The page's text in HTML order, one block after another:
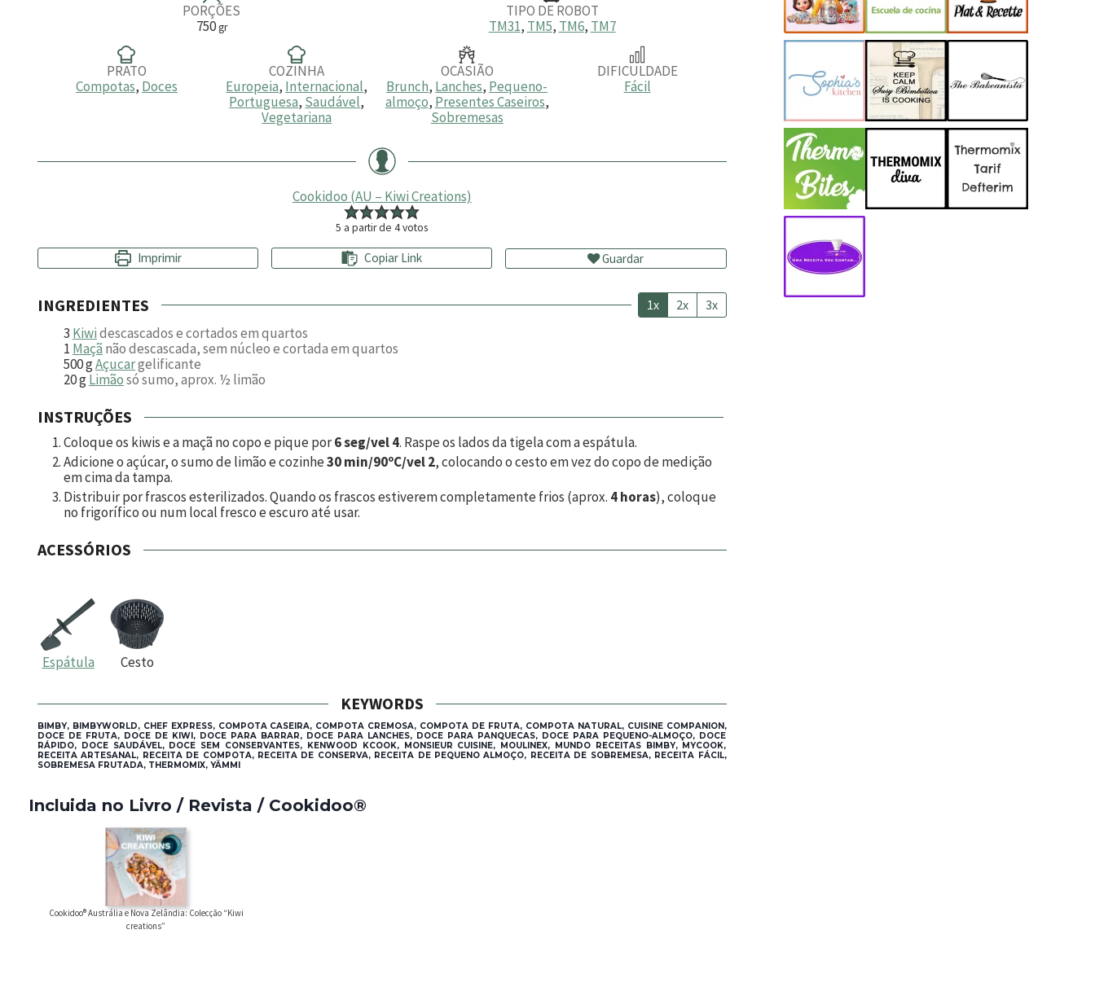
PORÇÕES
750gr
TIPO DE ROBOT
TM31, TM5, TM6, TM7
PRATO
Compotas, Doces
COZINHA
Europeia, Internacional,
Portuguesa, Saudável,
Vegetariana
OCASIÃO
Brunch, Lanches, Pequeno-
almoço, Presentes Caseiros,
Sobremesas
DIFICULDADE
Fácil
Cookidoo (AU – Kiwi Creations)
5 a partir de4votos
Imprimir Copiar Link Guardar
INGREDIENTES 1x 2x 3x
3 Kiwidescascados e cortados em quartos
1 Maçã não descascada, sem núcleo e cortada em quartos
500gAçucargelificante
20gLimãosó sumo, aprox. ½ limão
INSTRUÇÕES
Coloque os kiwis e a maçã no copo e pique por6 seg/vel 4. Raspe os lados da tigela com a espátula.
Adicione o açúcar, o sumo de limão e cozinhe30 min/90ºC/vel 2, colocando o cesto em vez do copo de medição
em cima da tampa.
Distribuir por frascos esterilizados. Quando os frascos estiverem completamente frios (aprox. 4 horas), coloque
no frigorífico ou num local fresco e escuro até usar.
ACESSÓRIOS
Espátula Cesto
KEYWORDS
BIMBY, BIMBYWORLD, CHEF EXPRESS, COMPOTA CASEIRA, COMPOTA CREMOSA, COMPOTA DE FRUTA, COMPOTA NATURAL, CUISINE COMPANION,
DOCE DE FRUTA, DOCE DE KIWI, DOCE PARA BARRAR, DOCE PARA LANCHES, DOCE PARA PANQUECAS, DOCE PARA PEQUENO-ALMOÇO, DOCE
RÁPIDO, DOCE SAUDÁVEL, DOCE SEM CONSERVANTES, KENWOOD KCOOK, MONSIEUR CUISINE, MOULINEX, MUNDO RECEITAS BIMBY, MYCOOK,
RECEITA ARTESANAL, RECEITA DE COMPOTA, RECEITA DE CONSERVA, RECEITA DE PEQUENO ALMOÇO, RECEITA DE SOBREMESA, RECEITA FÁCIL,
SOBREMESA FRUTADA, THERMOMIX, YÄMMI
Incluida no Livro / Revista / Cookidoo®
Cookidoo® Austrália e Nova Zelândia: Colecção “Kiwi
creations”